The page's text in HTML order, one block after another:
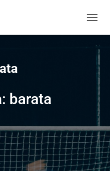
barata